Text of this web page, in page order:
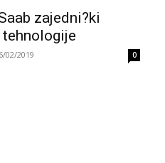
zajedni?ki
02/2019 0